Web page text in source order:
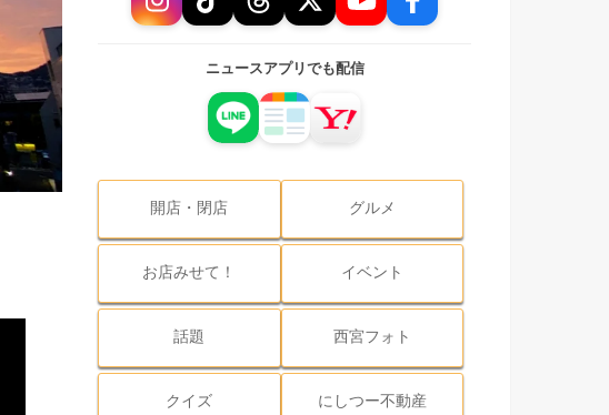
ニュースアプリでも配信
開店・閉店 グルメ
お店みせて！ イベント
話題 西宮フォト
クイズ にしつー不動産